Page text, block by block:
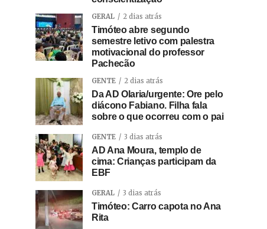
GERAL 2 dias atrás
Timóteo abre segundo
semestre letivo com palestra
motivacional do professor
Pachecão
GENTE 2 dias atrás
Da AD Olaria/urgente: Ore pelo
diácono Fabiano. Filha fala
sobre o que ocorreu com o pai
GENTE 3 dias atrás
AD Ana Moura, templo de
cima: Crianças participam da
EBF
GERAL 3 dias atrás
Timóteo: Carro capota no Ana
Rita